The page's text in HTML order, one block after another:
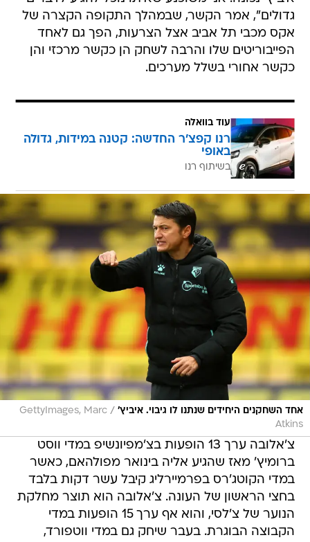
גדולים", אמר הקשר, שבמהלך התקופה הקצרה של
אקס מכבי תל אביב אצל הצרעות, הפך גם לאחד
הפייבוריטים שלו והרבה לשחק הן כקשר מרכזי והן
כקשר אחורי בשלל מערכים.
עוד בוואלה
רנו קפצ'ר החדשה: קטנה במידות, גדולה
באופי
בשיתוף רנו
אחד השחקנים היחידים שנתנו לו גיבוי. איביץ' /
GettyImages, Marc
Atkins
צ'אלובה ערך 13 הופעות בצ'מפיונשיפ במדי ווסט
ברומיץ' מאז שהגיע אליה בינואר מפולהאם, כאשר
במדי הקוטג'רס בפרמיירליג קיבל עשר דקות בלבד
בחצי הראשון של העונה. צ'אלובה הוא תוצר מחלקת
הנוער של צ'לסי, והוא אף ערך 15 הופעות במדי
הקבוצה הבוגרת. בעבר שיחק גם במדי ווטפורד,